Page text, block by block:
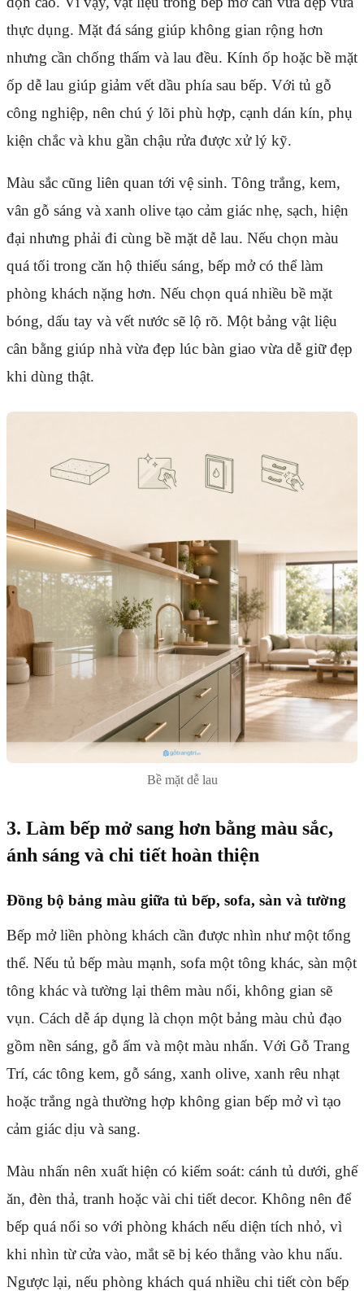
thực dụng. Mặt đá sáng giúp không gian rộng hơn
nhưng cần chống thấm và lau đều. Kính ốp hoặc bề mặt
ốp dễ lau giúp giảm vết dầu phía sau bếp. Với tủ gỗ
công nghiệp, nên chú ý lõi phù hợp, cạnh dán kín, phụ
kiện chắc và khu gần chậu rửa được xử lý kỹ.
Màu sắc cũng liên quan tới vệ sinh. Tông trắng, kem,
vân gỗ sáng và xanh olive tạo cảm giác nhẹ, sạch, hiện
đại nhưng phải đi cùng bề mặt dễ lau. Nếu chọn màu
quá tối trong căn hộ thiếu sáng, bếp mở có thể làm
phòng khách nặng hơn. Nếu chọn quá nhiều bề mặt
bóng, dấu tay và vết nước sẽ lộ rõ. Một bảng vật liệu
cân bằng giúp nhà vừa đẹp lúc bàn giao vừa dễ giữ đẹp
khi dùng thật.
Bề mặt dễ lau
3. Làm bếp mở sang hơn bằng màu sắc,
ánh sáng và chi tiết hoàn thiện
Đồng bộ bảng màu giữa tủ bếp, sofa, sàn và tường
Bếp mở liền phòng khách cần được nhìn như một tổng
thể. Nếu tủ bếp màu mạnh, sofa một tông khác, sàn một
tông khác và tường lại thêm màu nổi, không gian sẽ
vụn. Cách dễ áp dụng là chọn một bảng màu chủ đạo
gồm nền sáng, gỗ ấm và một màu nhấn. Với Gỗ Trang
Trí, các tông kem, gỗ sáng, xanh olive, xanh rêu nhạt
hoặc trắng ngà thường hợp không gian bếp mở vì tạo
cảm giác dịu và sang.
Màu nhấn nên xuất hiện có kiểm soát: cánh tủ dưới, ghế
ăn, đèn thả, tranh hoặc vài chi tiết decor. Không nên để
bếp quá nổi so với phòng khách nếu diện tích nhỏ, vì
khi nhìn từ cửa vào, mắt sẽ bị kéo thẳng vào khu nấu.
Ngược lại, nếu phòng khách quá nhiều chi tiết còn bếp